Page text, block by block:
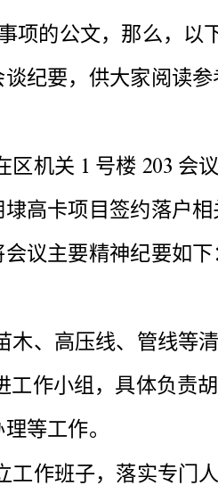
洽谈时间要求：要确保在个月内完成胡埭高卡项目的商务洽
年月日下午，区政府副区长在区机关号楼会议室召
经济开发区：加快推进项目地块苗木、高压线、管线等清理工
作，全面实施地块整理立即成立项目推进工作小组，具体负责胡埭高
扎，具体负责胡埭高卡项目的商务洽谈等各项前期工作全面深化优化